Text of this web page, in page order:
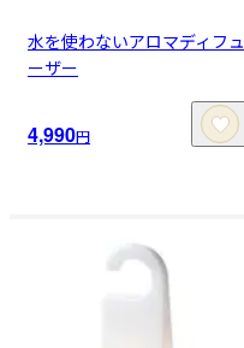
水を使わないアロマディフュ
ーザー
4,990円